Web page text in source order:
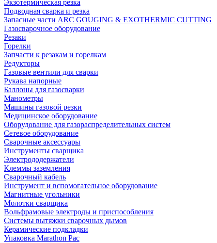
Экзотермическая резка
Подводная сварка и резка
Запасные части ARC GOUGING & EXOTHERMIC CUTTING
Газосварочное оборудование
Резаки
Горелки
Запчасти к резакам и горелкам
Редукторы
Газовые вентили для сварки
Рукава напорные
Баллоны для газосварки
Манометры
Машины газовой резки
Медицинское оборудование
Оборудование для газораспределительных систем
Сетевое оборудование
Сварочные аксессуары
Инструменты сварщика
Электрододержатели
Клеммы заземления
Сварочный кабель
Инструмент и вспомогательное оборудование
Магнитные угольники
Молотки сварщика
Вольфрамовые электроды и приспособления
Системы вытяжки сварочных дымов
Керамические подкладки
Упаковка Marathon Pac